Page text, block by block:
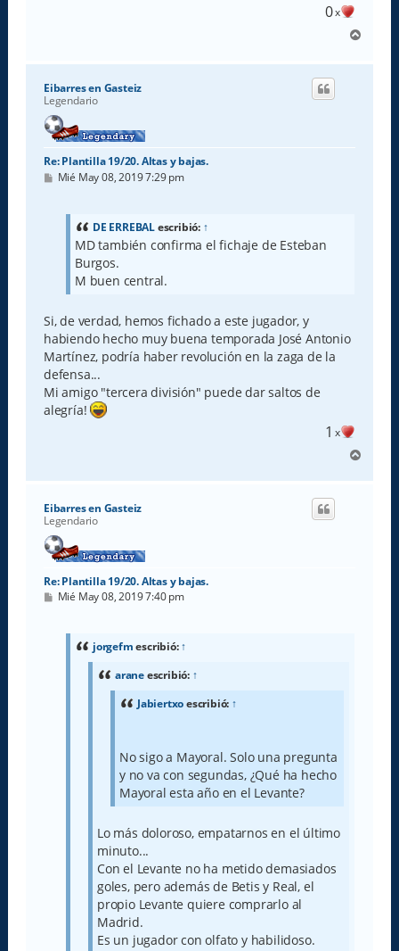
0x
r
Eibarres en Gasteiz
Legendario
Re: Plantilla 19/20. Altas y bajas.
M
Mié May 08, 2019 7:29 pm
DE ERREBALescribió: ↑
MD también confirma el fichaje de Esteban
Burgos.
M buen central.
Si, de verdad, hemos fichado a este jugador, y
habiendo hecho muy buena temporada José Antonio
Martínez, podría haber revolución en la zaga de la
defensa...
Mi amigo "tercera división" puede dar saltos de
alegría!
1 x
r
Eibarres en Gasteiz
Legendario
Re: Plantilla 19/20. Altas y bajas.
M
Mié May 08, 2019 7:40 pm
jorgefmescribió:↑
araneescribió: ↑
Jabiertxoescribió: ↑
No sigo a Mayoral. Solo una pregunta
y no va con segundas, ¿Qué ha hecho
Mayoral esta año en el Levante?
Lo más doloroso, empatarnos en el último
minuto...
Con el Levante no ha metido demasiados
goles, pero además de Betis y Real, el
propio Levante quiere comprarlo al
Madrid.
Es un jugador con olfato y habilidoso.